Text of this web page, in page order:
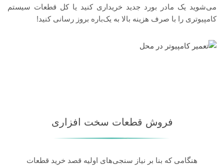
می‌شوید یک مادر بورد جدید خریداری کنید یا کل قطعات سیستم
کامپیوتری را با صرف هزینه بالا به یک‌باره بروز رسانی کنید!
فروش قطعات سخت افزاری
هنگامی که بنا بر نیاز سنجی‌های اولیه قصد خرید قطعات